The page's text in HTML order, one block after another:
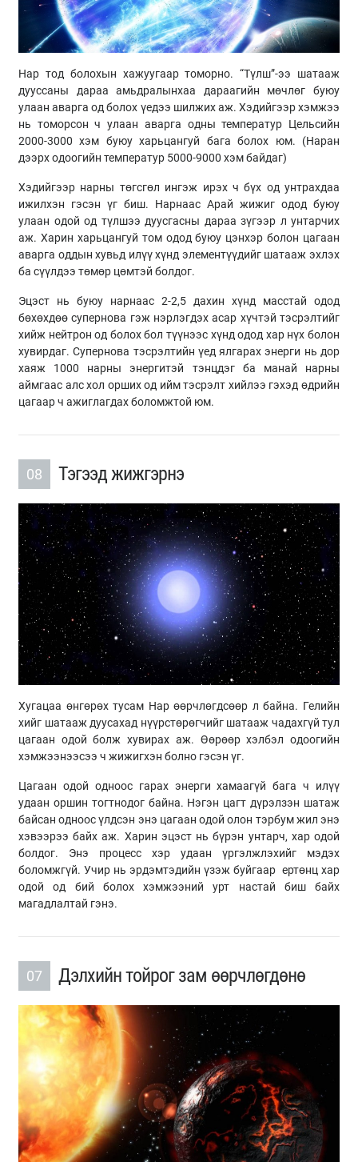
Нар тод болохын хажуугаар томорно. “Түлш”-ээ шатааж
дууссаны дараа амьдралынхаа дараагийн мөчлөг буюу
улаан аварга од болох үедээ шилжих аж. Хэдийгээр хэмжээ
нь томорсон ч улаан аварга одны температур Цельсийн
2000-3000 хэм буюу харьцангуй бага болох юм. (Наран
дээрх одоогийн температур 5000-9000 хэм байдаг)
Хэдийгээр нарны төгсгөл ингэж ирэх ч бүх од унтрахдаа
ижилхэн гэсэн үг биш. Нарнаас Арай жижиг одод буюу
улаан одой од түлшээ дуусгасны дараа зүгээр л унтарчих
аж. Харин харьцангуй том одод буюу цэнхэр болон цагаан
аварга оддын хувьд илүү хүнд элементүүдийг шатааж эхлэх
ба сүүлдээ төмөр цөмтэй болдог.
Эцэст нь буюу нарнаас 2-2,5 дахин хүнд масстай одод
бөхөхдөө супернова гэж нэрлэгдэх асар хүчтэй тэсрэлтийг
хийж нейтрон од болох бол түүнээс хүнд одод хар нүх болон
хувирдаг. Супернова тэсрэлтийн үед ялгарах энерги нь дор
хаяж 1000 нарны энергитэй тэнцдэг ба манай нарны
аймгаас алс хол орших од ийм тэсрэлт хийлээ гэхэд өдрийн
цагаар ч ажиглагдах боломжтой юм.
08 Тэгээд жижгэрнэ
Хугацаа өнгөрөх тусам Нар өөрчлөгдсөөр л байна. Гелийн
хийг шатааж дуусахад нүүрстөрөгчийг шатааж чадахгүй тул
цагаан одой болж хувирах аж. Өөрөөр хэлбэл одоогийн
хэмжээнээсээ ч жижигхэн болно гэсэн үг.
Цагаан одой одноос гарах энерги хамаагүй бага ч илүү
удаан оршин тогтнодог байна. Нэгэн цагт дүрэлзэн шатаж
байсан одноос үлдсэн энэ цагаан одой олон тэрбум жил энэ
хэвээрээ байх аж. Харин эцэст нь бүрэн унтарч, хар одой
болдог. Энэ процесс хэр удаан үргэлжлэхийг мэдэх
боломжгүй. Учир нь эрдэмтэдийн үзэж буйгаар ертөнц хар
одой од бий болох хэмжээний урт настай биш байх
магадлалтай гэнэ.
07 Дэлхийн тойрог зам өөрчлөгдөнө